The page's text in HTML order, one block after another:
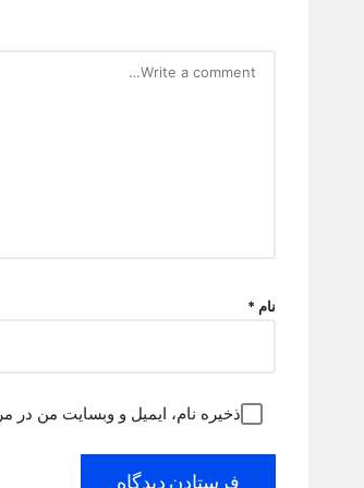
نام *
ذخیره نام، ایمیل و وبسایت من در